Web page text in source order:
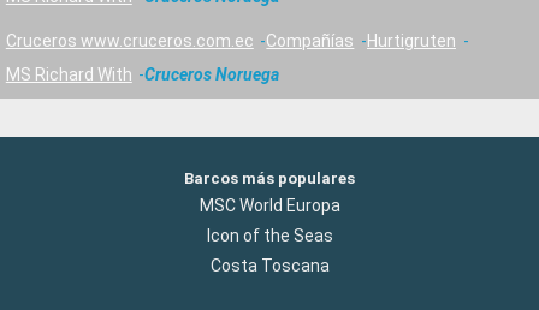
Cruceros www.cruceros.com.ec Compañías
Hurtigruten
MS Richard With
Cruceros Noruega
Barcos más populares
MSC World Europa
Icon of the Seas
Costa Toscana